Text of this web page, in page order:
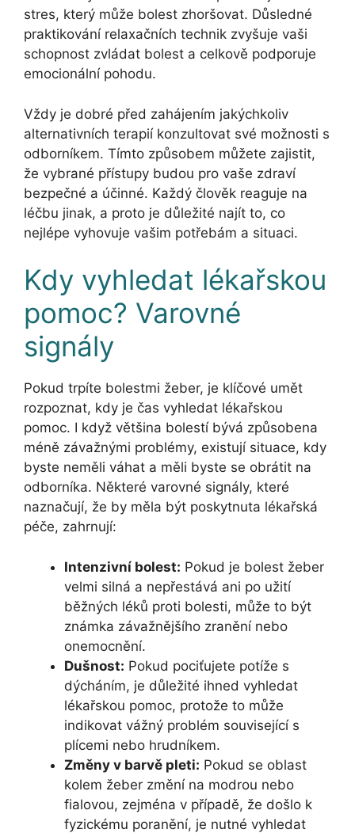
stres, který může bolest zhoršovat. Důsledné
praktikování relaxačních technik zvyšuje vaši
schopnost zvládat bolest a celkově podporuje
emocionální pohodu.
Vždy je dobré před zahájením jakýchkoliv
alternativních terapií konzultovat své možnosti s
odborníkem. Tímto způsobem můžete zajistit,
že vybrané přístupy budou pro vaše zdraví
bezpečné a účinné. Každý člověk reaguje na
léčbu jinak, a proto je důležité najít to, co
nejlépe vyhovuje vašim potřebám a situaci.
Kdy vyhledat lékařskou
pomoc? Varovné
signály
Pokud trpíte bolestmi žeber, je klíčové umět
rozpoznat, kdy je čas vyhledat lékařskou
pomoc. I když většina bolestí bývá způsobena
méně závažnými problémy, existují situace, kdy
byste neměli váhat a měli byste se obrátit na
odborníka. Některé varovné signály, které
naznačují, že by měla být poskytnuta lékařská
péče, zahrnují:
Intenzivní bolest: Pokud je bolest žeber
velmi silná a nepřestává ani po užití
běžných léků proti bolesti, může to být
známka závažnějšího zranění nebo
onemocnění.
Dušnost: Pokud pociťujete potíže s
dýcháním, je důležité ihned vyhledat
lékařskou pomoc, protože to může
indikovat vážný problém související s
plícemi nebo hrudníkem.
Změny v barvě pleti: Pokud se oblast
kolem žeber změní na modrou nebo
fialovou, zejména v případě, že došlo k
fyzickému poranění, je nutné vyhledat